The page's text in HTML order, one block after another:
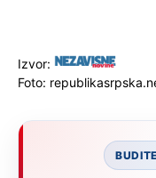
Izvor:
Foto: